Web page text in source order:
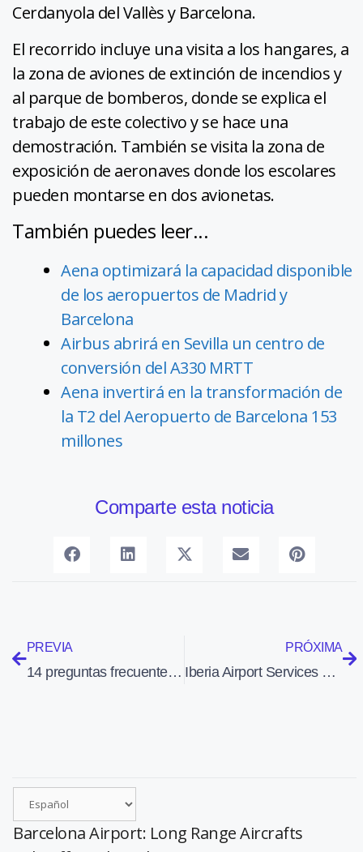
Cerdanyola del Vallès y Barcelona.
El recorrido incluye una visita a los hangares, a
la zona de aviones de extinción de incendios y
al parque de bomberos, donde se explica el
trabajo de este colectivo y se hace una
demostración. También se visita la zona de
exposición de aeronaves donde los escolares
pueden montarse en dos avionetas.
También puedes leer...
Aena optimizará la capacidad disponible
de los aeropuertos de Madrid y
Barcelona
Airbus abrirá en Sevilla un centro de
conversión del A330 MRTT
Aena invertirá en la transformación de
la T2 del Aeropuerto de Barcelona 153
millones
Comparte esta noticia
PREVIA
14 preguntas frecuentes sobre la normativa de drones en España y sus correspondientes respuestas
PRÓXIMA
Iberia Airport Services atendió en 2014 a más de 78 millones de pasajeros, un 7,4% más que el año anterior
Barcelona Airport: Long Range Aircrafts